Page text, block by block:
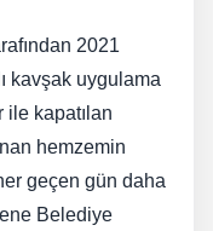
2021
kavşak uygulama
ile kapatılan
hemzemin
geçen gün daha
Belediye